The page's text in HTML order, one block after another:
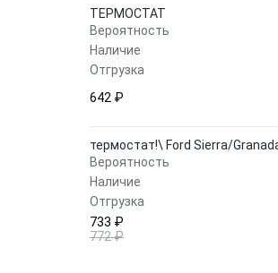
ТЕРМОСТАТ
Вероятность
Наличие
Отгрузка
642 ₽
термостат!\ Ford Sierra/
Вероятность
Наличие
Отгрузка
733 ₽
772 ₽